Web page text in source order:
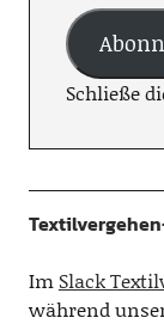
Schließe
Im Slack
während